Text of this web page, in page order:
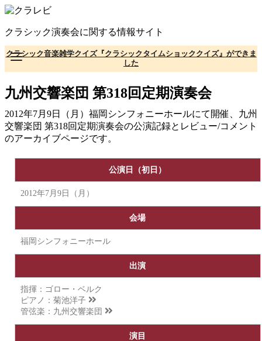
コ
テ
ン
ツ
へ
移
動
クラシック演奏会に関する情報サイト
クラシック音楽雑学クイズ『クラシックタイムショッククイズ』ができま
した
九州交響楽団 第318回定期演奏会
2012年7月9日（月）福岡シンフォニーホールにて開催、九州
交響楽団 第318回定期演奏会の公演記録とレビュー/コメント
のアーカイブページです。
公演日（初日）
2012年7月9日（月）
会場
福岡シンフォニーホール
出演
指揮：ゴロー・ベルク
ピアノ： 菊池洋子
管弦楽： 九州交響楽団
演目